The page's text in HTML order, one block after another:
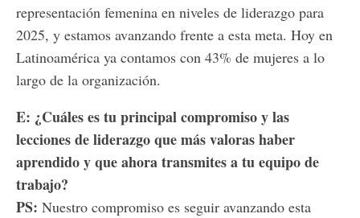
representación femenina en niveles de liderazgo para
2025, y estamos avanzando frente a esta meta. Hoy en
Latinoamérica ya contamos con 43% de mujeres a lo
largo de la organización.
E: ¿Cuáles es tu principal compromiso y las
lecciones de liderazgo que más valoras haber
aprendido y que ahora transmites a tu equipo de
trabajo?
PS: Nuestro compromiso es seguir avanzando esta